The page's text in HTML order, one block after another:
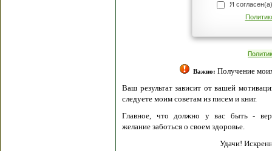
Я
Важно: Получение
Ваш результат зависит от вашей
следуете моим советам из писем и книг.
Главное, что должно у вас быть -
желание заботься о своем здоровье.
Удачи!